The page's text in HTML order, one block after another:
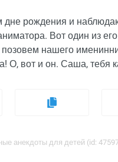
дне рождения и
Вот один из
позовем нашего
вот и он. Саша, тебя
анекдоты для детей (id: